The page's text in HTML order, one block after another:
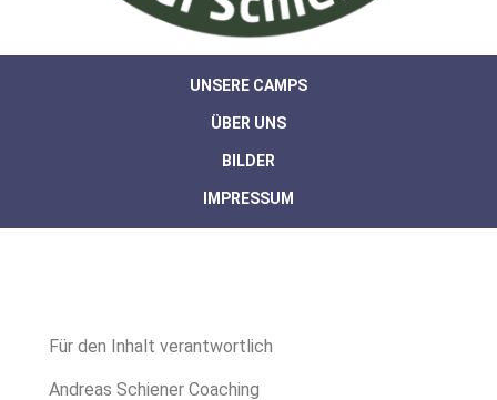
UNSERE CAMPS
ÜBER UNS
BILDER
IMPRESSUM
Für den Inhalt verantwortlich
Andreas Schiener Coaching